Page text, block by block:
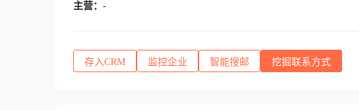
主营： -
存入CRM 监控企业 智能搜邮 挖掘联系方式